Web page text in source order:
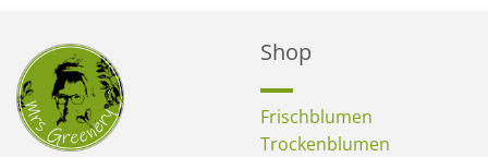
Shop
Frischblumen
Trockenblumen